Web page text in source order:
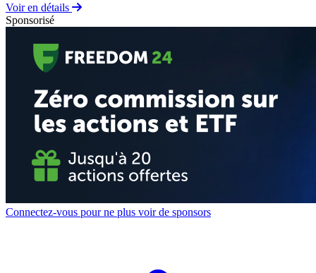
Voir en détails
Sponsorisé
Connectez-vous pour ne plus voir de sponsors